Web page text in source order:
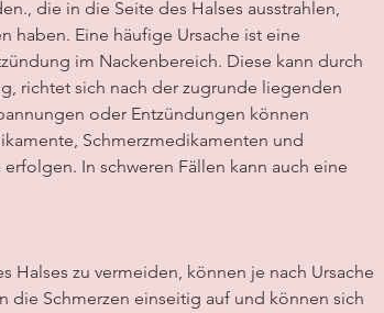
die in die Seite des Halses ausstrahlen,
haben. Eine häufige Ursache ist eine
im Nackenbereich. Diese kann durch
richtet sich nach der zugrunde liegenden
oder Entzündungen können
Schmerzmedikamenten und
In schweren Fällen kann auch eine
Halses zu vermeiden, können je nach Ursache
die Schmerzen einseitig auf und können sich